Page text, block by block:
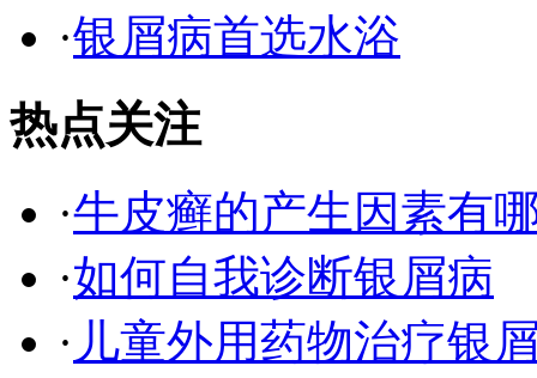
·银屑病首选水浴
热点关注
·牛皮癣的产生因素有
·如何自我诊断银屑病
· 儿童外用药物治疗银